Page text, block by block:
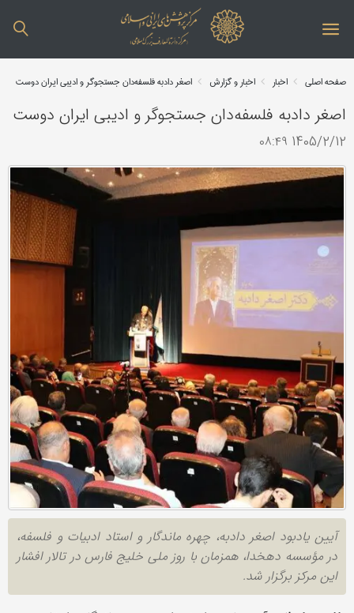
صفحه اصلی اخبار اخبار و گزارش اصغر دادبه فلسفه‌دان جستجوگر و ادیبی ایران دوست
اصغر دادبه فلسفه‌دان جستجوگر و ادیبی ایران دوست
1405/2/12 ۰۸:۴۹
آیین یادبود اصغر دادبه، چهره ماندگار و استاد ادبیات و فلسفه،
در مؤسسه دهخدا، همزمان با روز ملی خلیج فارس در تالار افشار
این مرکز برگزار شد.